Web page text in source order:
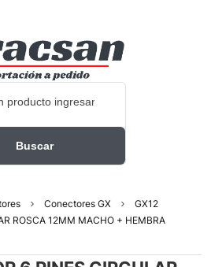
Conectores GX
GX12
ROSCA 12MM MACHO + HEMBRA